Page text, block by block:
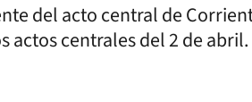
del acto central de
actos centrales del 2 de abril.